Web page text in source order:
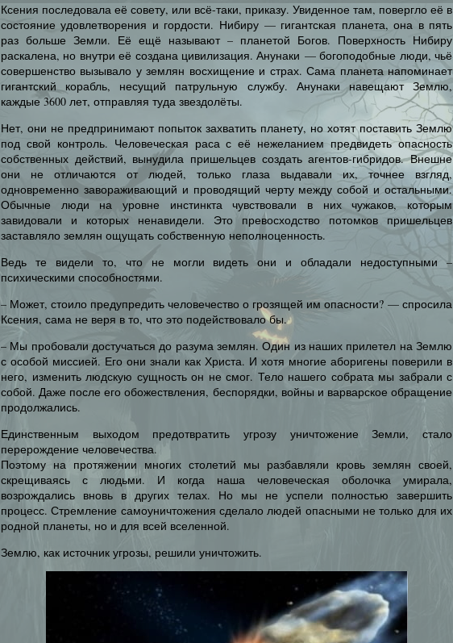
Ксения последовала её совету, или всё-таки, приказу. Увиденное там, повергло её в
состояние удовлетворения и гордости. Нибиру — гигантская планета, она в пять
раз больше Земли. Её ещё называют – планетой Богов. Поверхность Нибиру
раскалена, но внутри её создана цивилизация. Анунаки — богоподобные люди, чьё
совершенство вызывало у землян восхищение и страх. Сама планета напоминает
гигантский корабль, несущий патрульную службу. Анунаки навещают Землю,
каждые 3600 лет, отправляя туда звездолёты.
Нет, они не предпринимают попыток захватить планету, но хотят поставить Землю
под свой контроль. Человеческая раса с её нежеланием предвидеть опасность
собственных действий, вынудила пришельцев создать агентов-гибридов. Внешне
они не отличаются от людей, только глаза выдавали их, точнее взгляд,
одновременно завораживающий и проводящий черту между собой и остальными.
Обычные люди на уровне инстинкта чувствовали в них чужаков, которым
завидовали и которых ненавидели. Это превосходство потомков пришельцев
заставляло землян ощущать собственную неполноценность.
Ведь те видели то, что не могли видеть они и обладали недоступными –
психическими способностями.
– Может, стоило предупредить человечество о грозящей им опасности? — спросила
Ксения, сама не веря в то, что это подействовало бы.
– Мы пробовали достучаться до разума землян. Один из наших прилетел на Землю
с особой миссией. Его они знали как Христа. И хотя многие аборигены поверили в
него, изменить людскую сущность он не смог. Тело нашего собрата мы забрали с
собой. Даже после его обожествления, беспорядки, войны и варварское обращение
продолжались.
Единственным выходом предотвратить угрозу уничтожение Земли, стало
перерождение человечества.
Поэтому на протяжении многих столетий мы разбавляли кровь землян своей,
скрещиваясь с людьми. И когда наша человеческая оболочка умирала,
возрождались вновь в других телах. Но мы не успели полностью завершить
процесс. Стремление самоуничтожения сделало людей опасными не только для их
родной планеты, но и для всей вселенной.
Землю, как источник угрозы, решили уничтожить.